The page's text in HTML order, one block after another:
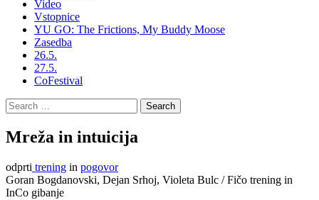
Video
Vstopnice
YU GO: The Frictions, My Buddy Moose
Zasedba
26.5.
27.5.
CoFestival
Search
for:
Mreža in intuicija
odprti trening in pogovor
Goran Bogdanovski, Dejan Srhoj, Violeta Bulc / Fičo trening in
InCo gibanje